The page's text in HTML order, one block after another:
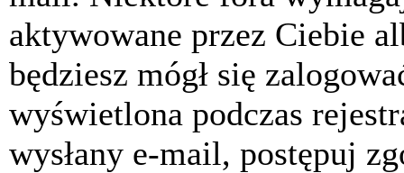
aktywowane przez Ciebie
będziesz mógł się
wyświetlona podczas
wysłany e-mail, postępuj